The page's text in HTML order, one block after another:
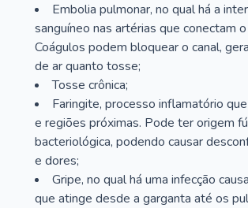
Embolia pulmonar, no qual há a
sanguíneo nas artérias que conectam
Coágulos podem bloquear o canal,
de ar quanto tosse;
Tosse crônica;
Faringite, processo inflamatório
e regiões próximas. Pode ter origem
bacteriológica, podendo causar
e dores;
Gripe, no qual há uma infecção
que atinge desde a garganta até os